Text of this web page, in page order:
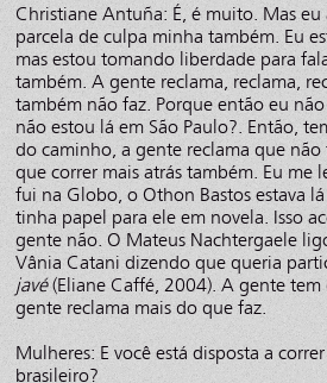
Christiane Antuña: É, é muito. Mas
parcela de culpa minha também. Eu
mas estou tomando liberdade para
também. A gente reclama, reclama,
também não faz. Porque então eu
não estou lá em São Paulo?. Então,
do caminho, a gente reclama que
que correr mais atrás também. Eu me
fui na Globo, o Othon Bastos estava
tinha papel para ele em novela. Isso
gente não. O Mateus Nachtergaele
Vânia Catani dizendo que queria
javé(Eliane Caffé, 2004). A gente tem
gente reclama mais do que faz.
Mulheres: E você está disposta a
brasileiro?